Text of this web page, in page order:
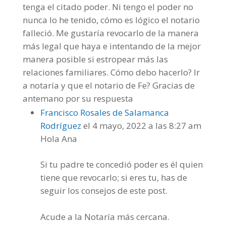
tenga el citado poder. Ni tengo el poder no
nunca lo he tenido, cómo es lógico el notario
falleció. Me gustaría revocarlo de la manera
más legal que haya e intentando de la mejor
manera posible si estropear más las
relaciones familiares. Cómo debo hacerlo? Ir
a notaría y que el notario de Fe? Gracias de
antemano por su respuesta
Francisco Rosales de Salamanca
Rodríguez el 4 mayo, 2022 a las 8:27 am
Hola Ana
Si tu padre te concedió poder es él quien
tiene que revocarlo; si eres tu, has de
seguir los consejos de este post.
Acude a la Notaría más cercana.